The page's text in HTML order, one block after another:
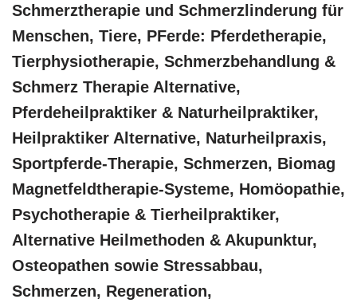
Schmerztherapie und Schmerzlinderung für
Menschen, Tiere, PFerde: Pferdetherapie,
Tierphysiotherapie, Schmerzbehandlung &
Schmerz Therapie Alternative,
Pferdeheilpraktiker & Naturheilpraktiker,
Heilpraktiker Alternative, Naturheilpraxis,
Sportpferde-Therapie, Schmerzen, Biomag
Magnetfeldtherapie-Systeme, ‎Homöopathie,
‎Psychotherapie & ‎Tierheilpraktiker,
Alternative Heilmethoden & Akupunktur,
Osteopathen sowie Stressabbau,
Schmerzen, Regeneration,